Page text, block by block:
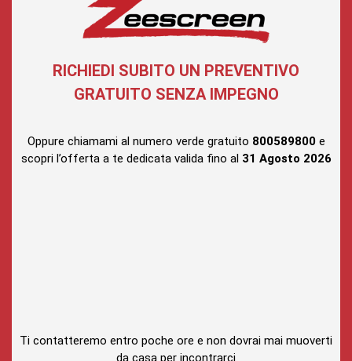
RICHIEDI SUBITO UN PREVENTIVO
GRATUITO SENZA IMPEGNO
Oppure chiamami al numero verde gratuito 800589800 e
scopri l’offerta a te dedicata valida fino al 31 Agosto 2026
Ti contatteremo entro poche ore e non dovrai mai muoverti
da casa per incontrarci